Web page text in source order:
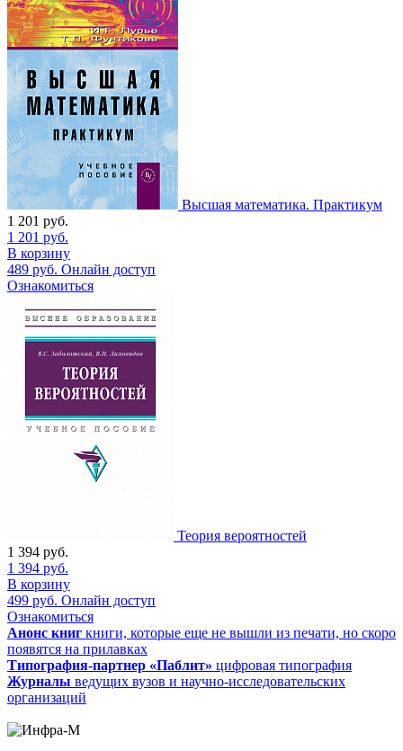
Высшая математика. Практикум
1 201 руб.
1 201 руб.
В корзину
489 руб. Онлайн доступ
Ознакомиться
Теория вероятностей
1 394 руб.
1 394 руб.
В корзину
499 руб. Онлайн доступ
Ознакомиться
Анонс книг книги, которые еще не вышли из печати, но скоро
появятся на прилавках
Типография-партнер «Паблит» цифровая типография
Журналы ведущих вузов и научно-исследовательских
организаций